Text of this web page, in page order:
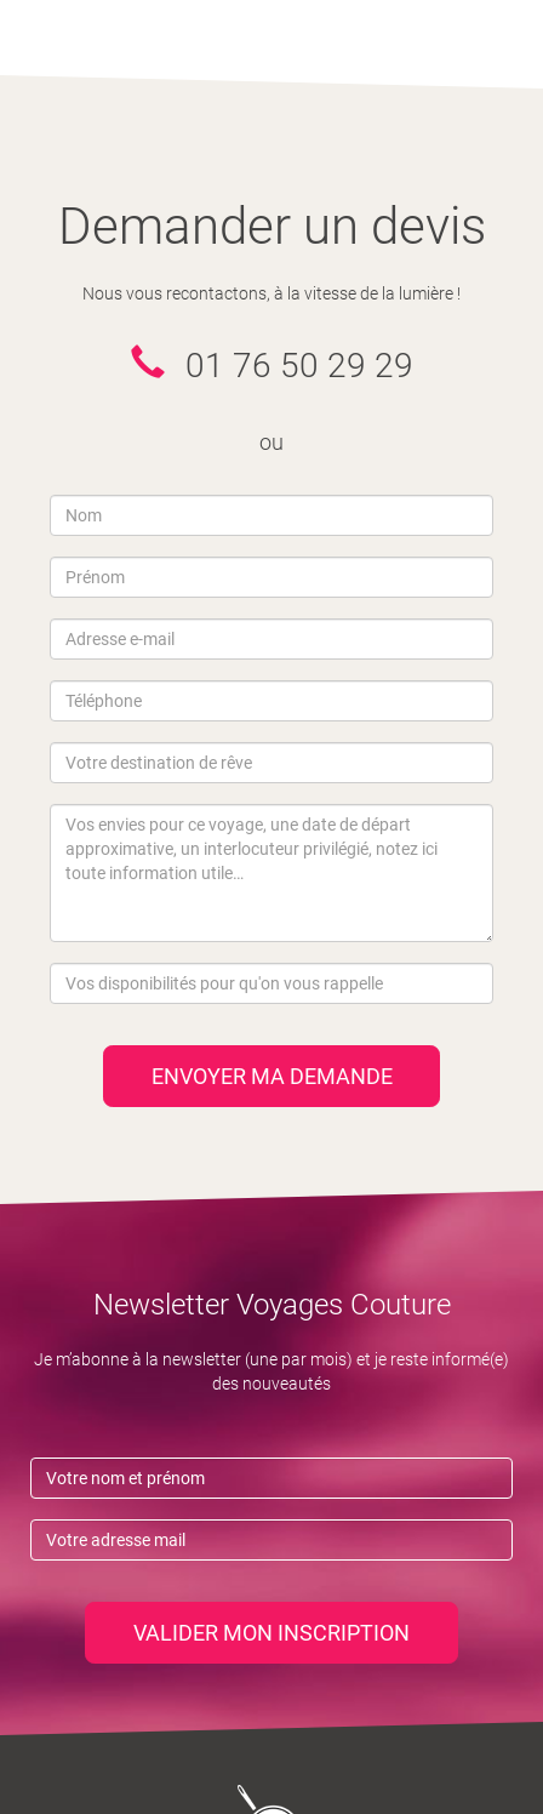
Demander un devis
Nous vous recontactons, à la vitesse de la lumière !
01 76 50 29 29
ou
ENVOYER MA DEMANDE
Newsletter Voyages Couture
Je m’abonne à la newsletter (une par mois) et je reste informé(e)
des nouveautés
VALIDER MON INSCRIPTION